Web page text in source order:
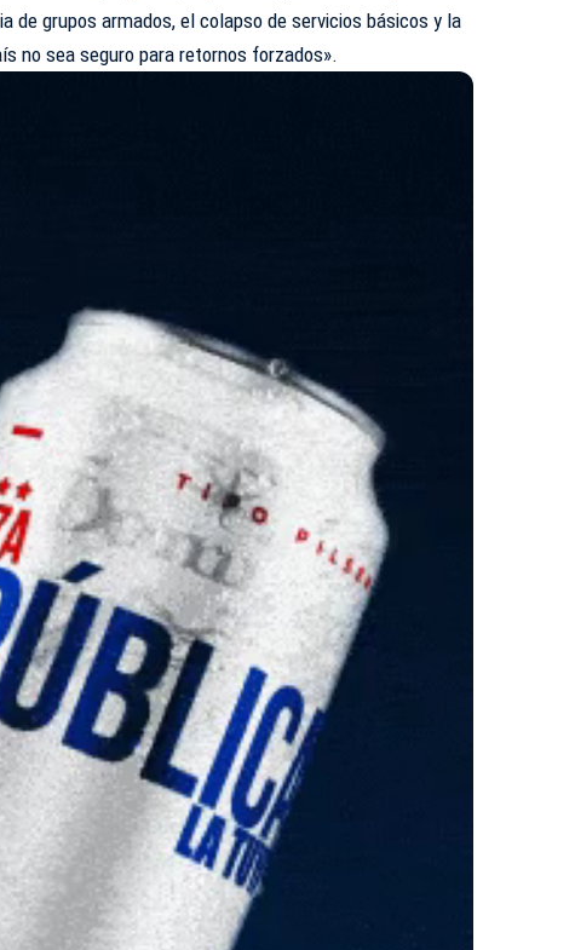
de grupos armados, el colapso de servicios básicos y la
no sea seguro para retornos forzados».